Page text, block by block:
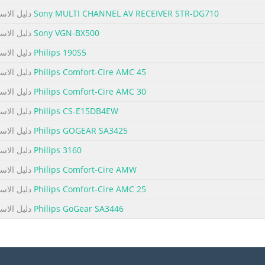
for handy reference. CONTENTS • FOR CUSTOMER
(U.S.) ............................E-3 • PRECAUTIONS
To aid in answering questions if you call for service or for reporting
the back side of the unit. MODEL NUMBER SERIAL NUMBER
Parts
CONSUMER LIMITED WARRANTY FOR THE U.S. USERS
this Sharp brand product (the “Product”), when shipped in
Sony MULTI CHANNEL AV RECEIVER STR-DG710 دليل
Sony VGN-BX500 دليل
Philips 190S5 دليل
Philips Comfort-Cire AMC 45 دليل
Philips Comfort-Cire AMC 30 دليل
Philips CS-E15DB4EW دليل
Philips GOGEAR SA3425 دليل
Philips 3160 دليل
Philips Comfort-Cire AMW دليل
Philips Comfort-Cire AMC 25 دليل
Philips GoGear SA3446 دليل